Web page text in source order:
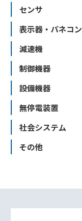
センサ
表示器・パネコン
減速機
制御機器
設備機器
無停電装置
社会システム
その他